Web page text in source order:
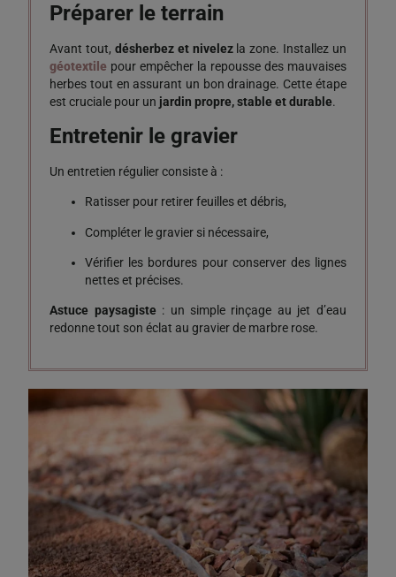
Préparer le terrain
Avant tout, désherbez et nivelezla zone. Installez un
géotextile pour empêcher la repousse des mauvaises
herbes tout en assurant un bon drainage. Cette étape
est cruciale pour un jardin propre, stable et durable.
Entretenir le gravier
Un entretien régulier consiste à :
Ratisser pour retirer feuilles et débris,
Compléter le gravier si nécessaire,
Vérifier les bordures pour conserver des lignes
nettes et précises.
Astuce paysagiste : un simple rinçage au jet d’eau
redonne tout son éclat au gravier de marbre rose.